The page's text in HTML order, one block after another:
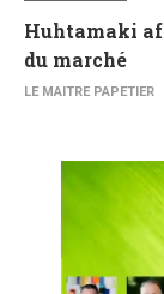
Huhtamaki
du marché
LE MAITRE PAPETIER